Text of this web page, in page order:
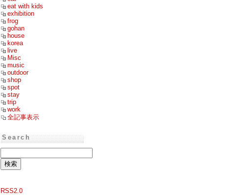
eat with kids
exhibition
frog
gohan
house
korea
live
Misc
music
outdoor
shop
spot
stay
trip
work
全記事表示
Search
RSS2.0